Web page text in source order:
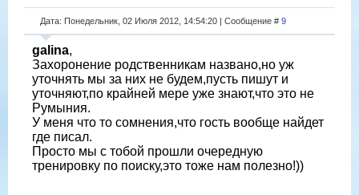
Дата: Понедельник, 02 Июля 2012, 14:54:20 | Сообщение # 9
galina,
Захоронение родственникам названо,но уж
уточнять мы за них не будем,пусть пишут и
уточняют,по крайней мере уже знают,что это не
Румыния.
У меня что то сомнения,что гость вообще найдет
где писал.
Просто мы с тобой прошли очередную
тренировку по поиску,это тоже нам полезно!))